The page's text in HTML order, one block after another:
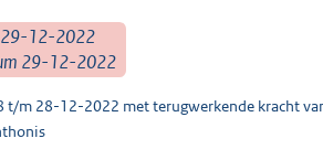
29-12-2022
29-12-2022
t/m 28-12-2022 met terugwerkende kracht